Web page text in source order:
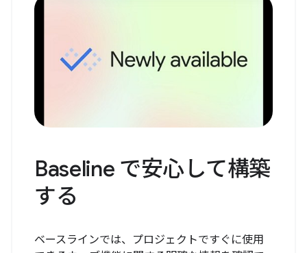
Baseline で安心して構築
する
ベースラインでは、プロジェクトですぐに使用